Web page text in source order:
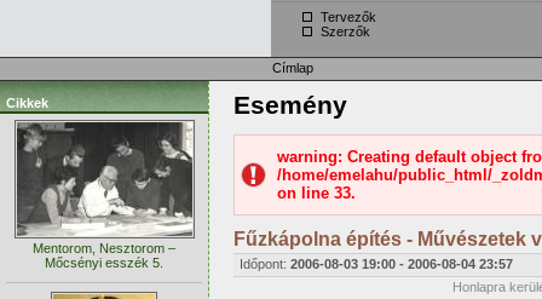
Tervezők
Szerzők
Címlap
Cikkek
Mentorom, Nesztorom –
Mőcsényi esszék 5.
Esemény
warning: Creating default object
/home/emelahu/public_html/
on line 33.
Fűzkápolna építés - Művészetek
Időpont: 2006-08-03 19:00 - 2006-08-04 23:57
Honlapra